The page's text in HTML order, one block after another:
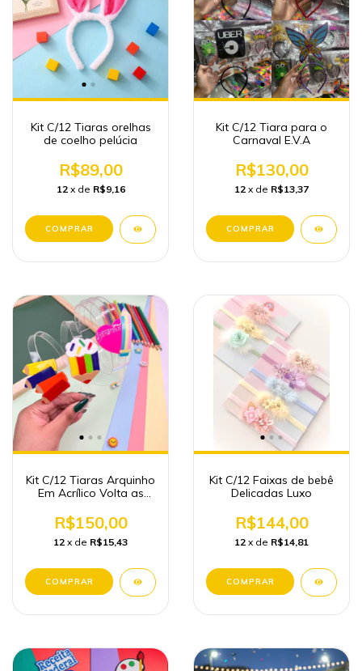
Kit C/12 Tiaras orelhas
de coelho pelúcia
R$89,00
12 x de R$9,16
Kit C/12 Tiara para o
Carnaval E.V.A
R$130,00
12 x de R$13,37
Kit C/12 Tiaras Arquinho
Em Acrílico Volta as
R$150,00
12 x de R$15,43
Kit C/12 Faixas de bebê
Delicadas Luxo
R$144,00
12 x de R$14,81